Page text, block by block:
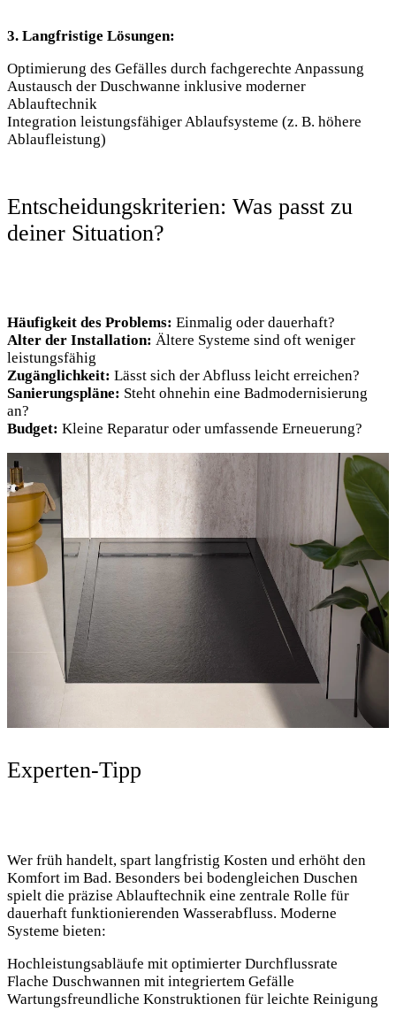
3. Langfristige Lösungen:
Optimierung des Gefälles durch fachgerechte Anpassung
Austausch der Duschwanne inklusive moderner
Ablauftechnik
Integration leistungsfähiger Ablaufsysteme (z. B. höhere
Ablaufleistung)
Entscheidungskriterien: Was passt zu
deiner Situation?
Häufigkeit des Problems: Einmalig oder dauerhaft?
Alter der Installation: Ältere Systeme sind oft weniger
leistungsfähig
Zugänglichkeit: Lässt sich der Abfluss leicht erreichen?
Sanierungspläne: Steht ohnehin eine Badmodernisierung
an?
Budget: Kleine Reparatur oder umfassende Erneuerung?
Experten-Tipp
Wer früh handelt, spart langfristig Kosten und erhöht den
Komfort im Bad. Besonders bei bodengleichen Duschen
spielt die präzise Ablauftechnik eine zentrale Rolle für
dauerhaft funktionierenden Wasserabfluss. Moderne
Systeme bieten:
Hochleistungsabläufe mit optimierter Durchflussrate
Flache Duschwannen mit integriertem Gefälle
Wartungsfreundliche Konstruktionen für leichte Reinigung